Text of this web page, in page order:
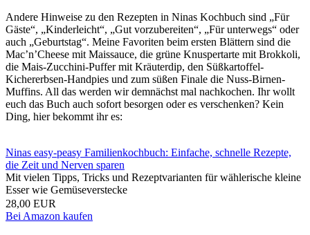
Andere Hinweise zu den Rezepten in Ninas Kochbuch sind „Für
Gäste“, „Kinderleicht“, „Gut vorzubereiten“, „Für unterwegs“ oder
auch „Geburtstag“. Meine Favoriten beim ersten Blättern sind die
Mac’n’Cheese mit Maissauce, die grüne Knuspertarte mit Brokkoli,
die Mais-Zucchini-Puffer mit Kräuterdip, den Süßkartoffel-
Kichererbsen-Handpies und zum süßen Finale die Nuss-Birnen-
Muffins. All das werden wir demnächst mal nachkochen. Ihr wollt
euch das Buch auch sofort besorgen oder es verschenken? Kein
Ding, hier bekommt ihr es:
Ninas easy-peasy Familienkochbuch: Einfache, schnelle Rezepte,
die Zeit und Nerven sparen
Mit vielen Tipps, Tricks und Rezeptvarianten für wählerische kleine
Esser wie Gemüseverstecke
28,00 EUR
Bei Amazon kaufen